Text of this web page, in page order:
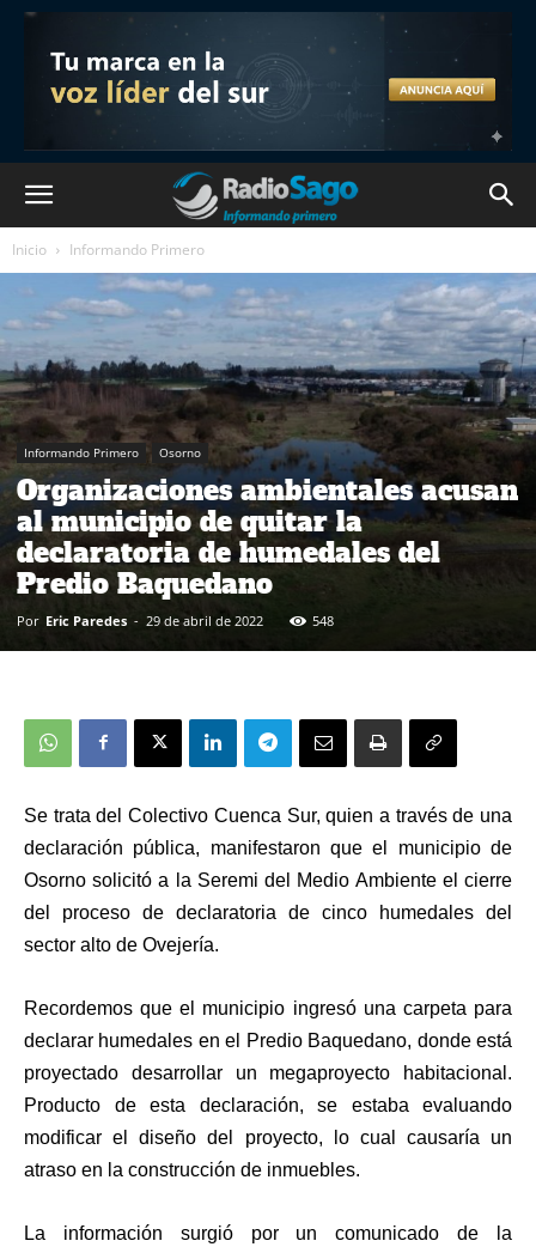
Inicio Informando Primero
Informando Primero Osorno
Organizaciones ambientales acusan
al municipio de quitar la
declaratoria de humedales del
Predio Baquedano
Por Eric Paredes - 29 de abril de 2022 548
Se trata del Colectivo Cuenca Sur, quien a través de una
declaración pública, manifestaron que el municipio de
Osorno solicitó a la Seremi del Medio Ambiente el cierre
del proceso de declaratoria de cinco humedales del
sector alto de Ovejería.
Recordemos que el municipio ingresó una carpeta para
declarar humedales en el Predio Baquedano, donde está
proyectado desarrollar un megaproyecto habitacional.
Producto de esta declaración, se estaba evaluando
modificar el diseño del proyecto, lo cual causaría un
atraso en la construcción de inmuebles.
La información surgió por un comunicado de la